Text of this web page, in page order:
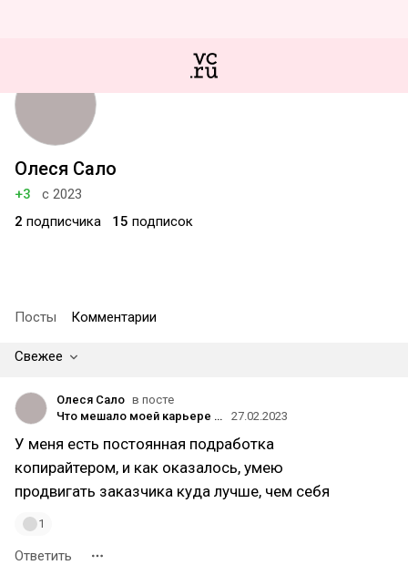
Олеся Сало
+3
с 2023
2 подписчика 15 подписок
Посты Комментарии
Свежее
Олеся Сало в посте
Что мешало моей карьере развиваться — личный опыт пиарщицы Громовой
27.02.2023
У меня есть постоянная подработка
копирайтером, и как оказалось, умею
продвигать заказчика куда лучше, чем себя
1
Ответить